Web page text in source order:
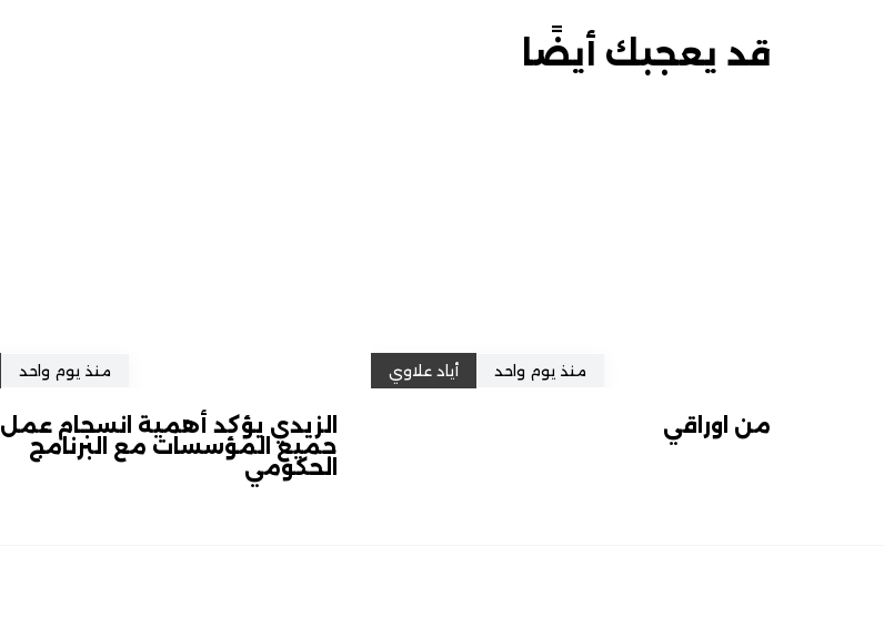
قد يعجبك أيضًا
منذ يوم واحد أياد علاوي
من اوراقي
منذ يوم واحد
الزيدي يؤكد أهمية انسجام عمل
جميع المؤسسات مع البرنامج
الحكومي